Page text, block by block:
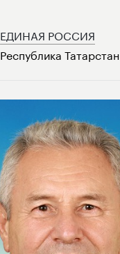
ЕДИНАЯ РОССИЯ
Республика Татарстан